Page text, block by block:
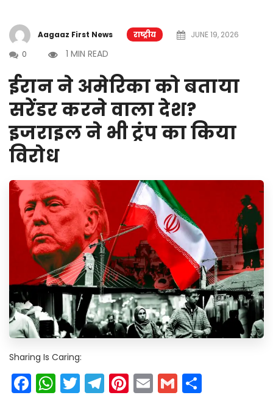
Aagaaz First News राष्ट्रीय
JUNE 19, 2026
0
1 MIN READ
ईरान ने अमेरिका को बताया
सरेंडर करने वाला देश?
इजराइल ने भी ट्रंप का किया
विरोध
Sharing Is Caring:
Facebook
WhatsApp
Twitter
Telegram
Pinterest
EmailGmail